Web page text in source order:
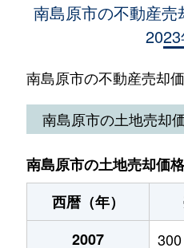
300万円
布津町
720万円
南有馬町
80万円
南有馬町
1,100万円
南有馬町
400万円
南島原市の不動産売
2023
南島原市の不動産売却
南島原市の土地売却
南島原市の土地売却価
西暦（年）
2007
300